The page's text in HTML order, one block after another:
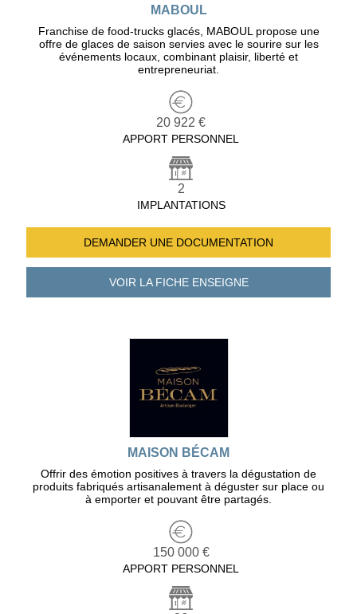
MABOUL
Franchise de food-trucks glacés, MABOUL propose une
offre de glaces de saison servies avec le sourire sur les
événements locaux, combinant plaisir, liberté et
entrepreneuriat.
20 922 €
APPORT PERSONNEL
2
IMPLANTATIONS
DEMANDER UNE DOCUMENTATION
VOIR LA FICHEENSEIGNE
MAISON BÉCAM
Offrir des émotion positives à travers la dégustation de
produits fabriqués artisanalement à déguster sur place ou
à emporter et pouvant être partagés.
150 000 €
APPORT PERSONNEL